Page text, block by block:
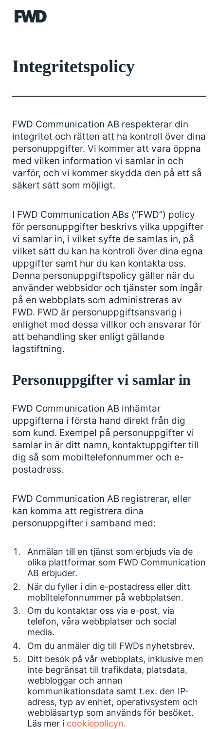
FWD
Integritetspolicy
FWD Communication AB respekterar din
integritet och rätten att ha kontroll över dina
personuppgifter. Vi kommer att vara öppna
med vilken information vi samlar in och
varför, och vi kommer skydda den på ett så
säkert sätt som möjligt.
I FWD Communication ABs (”FWD”) policy
för personuppgifter beskrivs vilka uppgifter
vi samlar in, i vilket syfte de samlas in, på
vilket sätt du kan ha kontroll över dina egna
uppgifter samt hur du kan kontakta oss.
Denna personuppgiftspolicy gäller när du
använder webbsidor och tjänster som ingår
på en webbplats som administreras av
FWD. FWD är personuppgiftsansvarig i
enlighet med dessa villkor och ansvarar för
att behandling sker enligt gällande
lagstiftning.
Personuppgifter vi samlar in
FWD Communication AB inhämtar
uppgifterna i första hand direkt från dig
som kund. Exempel på personuppgifter vi
samlar in är ditt namn, kontaktuppgifter till
dig så som mobiltelefonnummer och e-
postadress.
FWD Communication AB registrerar, eller
kan komma att registrera dina
personuppgifter i samband med:
Anmälan till en tjänst som erbjuds via de
olika plattformar som FWD Communication
AB erbjuder.
När du fyller i din e-postadress eller ditt
mobiltelefonnummer på webbplatsen.
Om du kontaktar oss via e-post, via
telefon, våra webbplatser och social
media.
Om du anmäler dig till FWDs nyhetsbrev.
Ditt besök på vår webbplats, inklusive men
inte begränsat till trafikdata, platsdata,
webbloggar och annan
kommunikationsdata samt t.ex. den IP-
adress, typ av enhet, operativsystem och
webbläsartyp som används för besöket.
Läs mer i cookiepolicyn.